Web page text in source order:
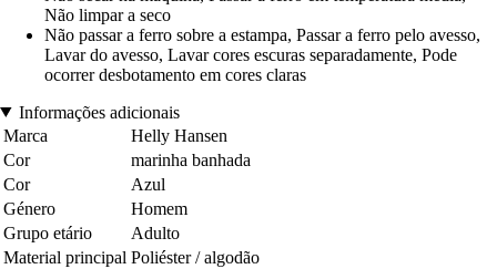
Não limpar a seco
Não passar a ferro sobre a estampa, Passar a ferro pelo avesso,
Lavar do avesso, Lavar cores escuras separadamente, Pode
ocorrer desbotamento em cores claras
Informações adicionais
Marca
Helly Hansen
Cor
marinha banhada
Cor
Azul
Género
Homem
Grupo etário
Adulto
Material principal Poliéster / algodão